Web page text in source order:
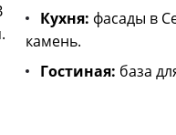
Кухня: фасады в
камень.
Гостиная: база